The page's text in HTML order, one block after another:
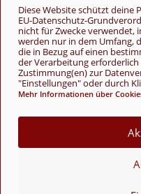
Diese Website schützt deine
EU-Datenschutz-
nicht für Zwecke verwendet,
werden nur in dem Umfang,
die in Bezug auf einen
der Verarbeitung
Zustimmung(en) zur
"Einstellungen" oder durch
Mehr Informationen über
Folge uns
© Copyright